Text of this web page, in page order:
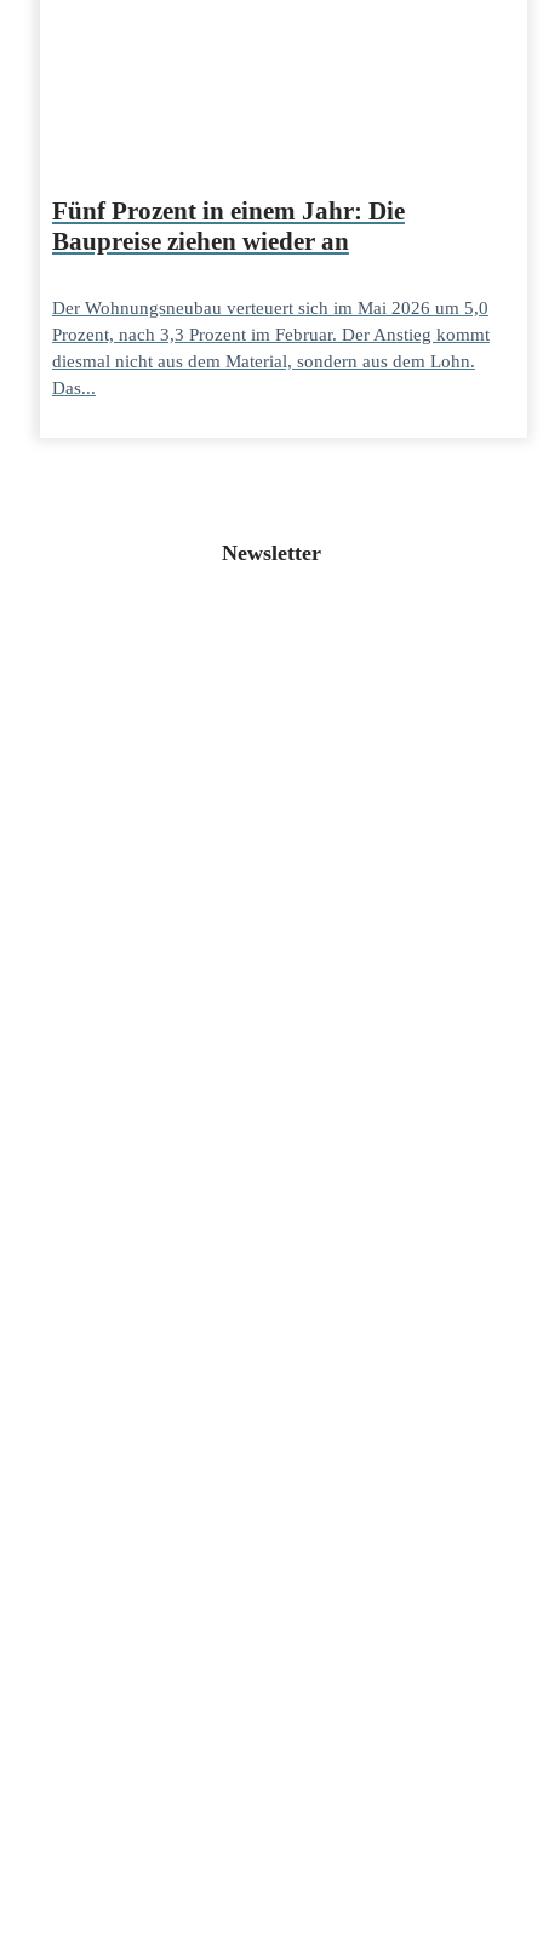
Fünf Prozent in einem Jahr: Die
Baupreise ziehen wieder an
Der Wohnungsneubau verteuert sich im Mai 2026 um 5,0
Prozent, nach 3,3 Prozent im Februar. Der Anstieg kommt
diesmal nicht aus dem Material, sondern aus dem Lohn.
Das...
Newsletter